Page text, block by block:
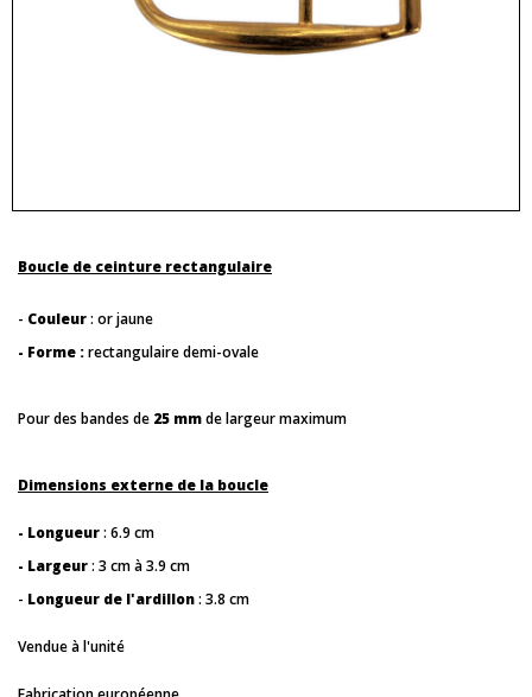
Boucle de ceinture rectangulaire
- Couleur: or jaune
- Forme :rectangulaire demi-ovale
Pour des bandes de 25 mmde largeur maximum
Dimensions externe de la boucle
- Longueur: 6.9 cm
- Largeur: 3 cm à 3.9 cm
- Longueur de l'ardillon: 3.8 cm
Vendue à l'unité